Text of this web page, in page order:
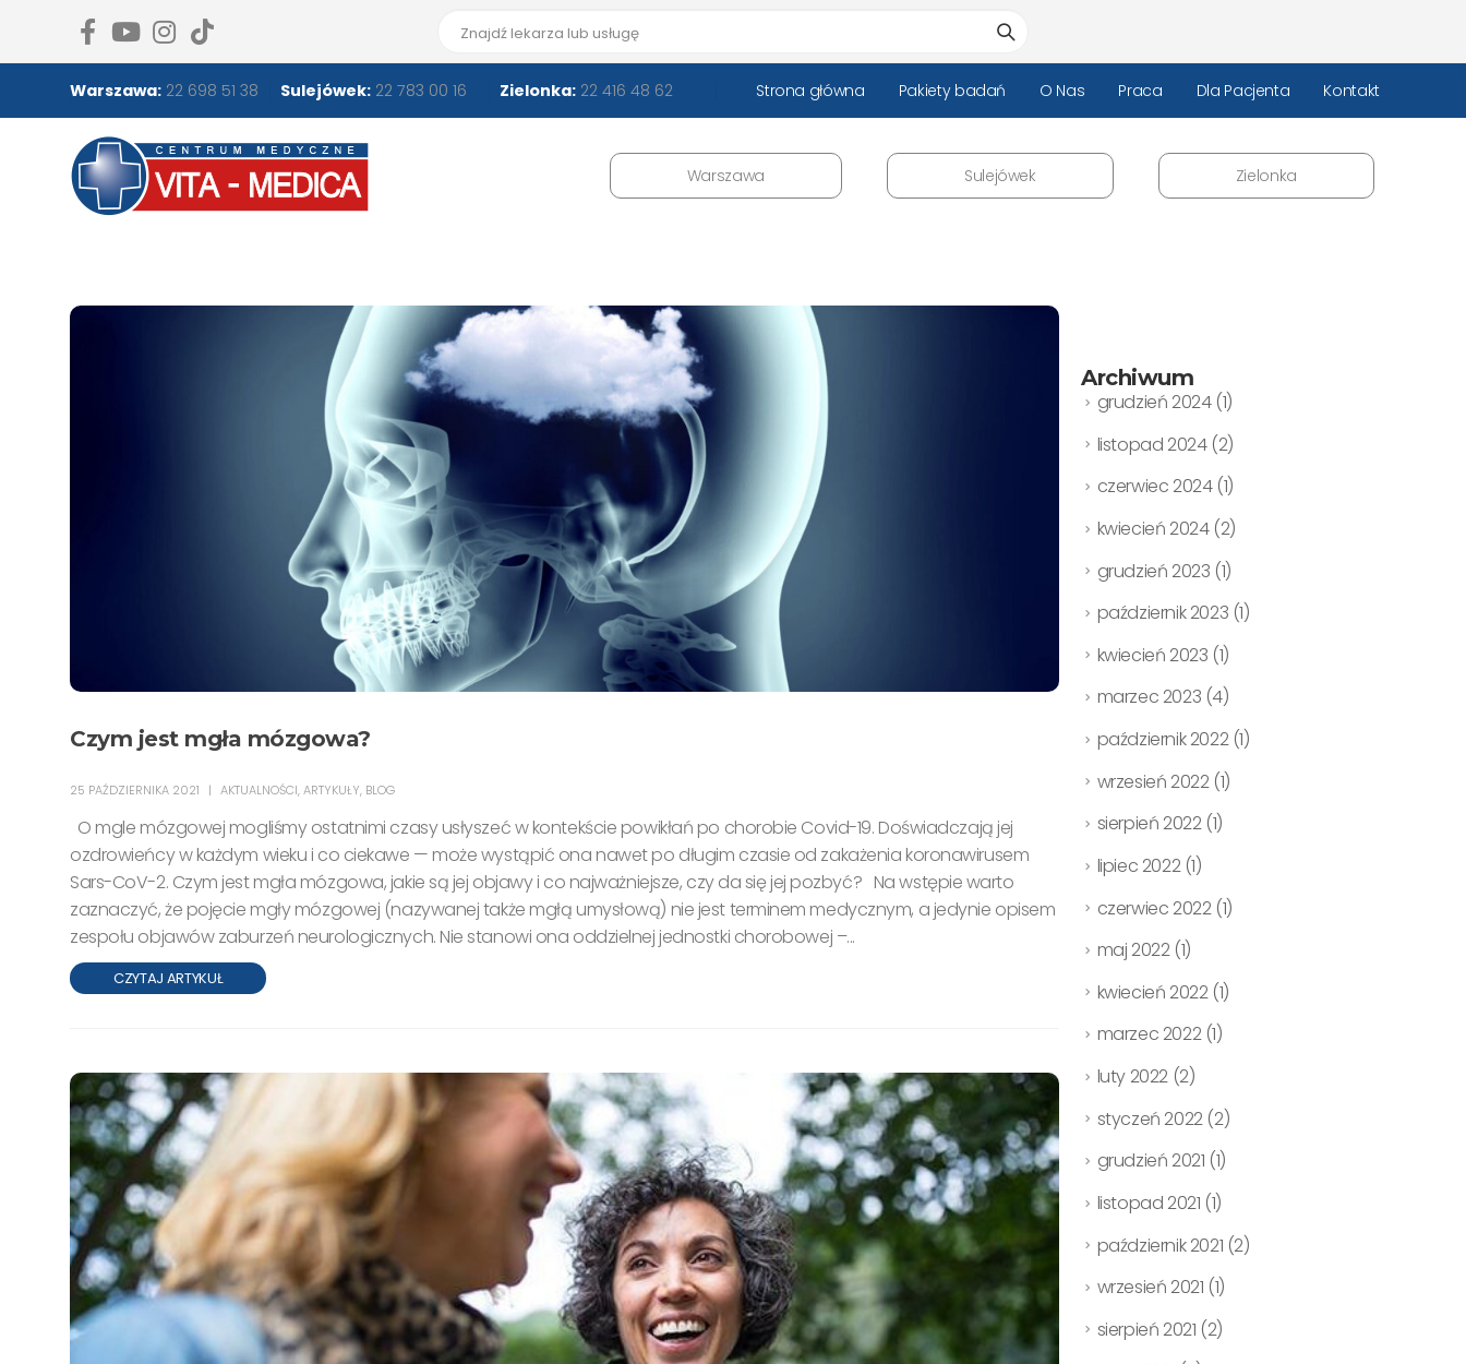
Warszawa: 22 698 51 38 Sulejówek: 22 783 00 16 Zielonka: 22 416 48 62 Strona główna Pakiety badań O Nas Praca Dla Pacjenta Kontakt
Warszawa Sulejówek Zielonka
Czym jest mgła mózgowa?
25 PAŹDZIERNIKA 2021 AKTUALNOŚCI,ARTYKUŁY, BLOG
O mgle mózgowej mogliśmy ostatnimi czasy usłyszeć w kontekście powikłań po chorobie Covid-19. Doświadczają jej
ozdrowieńcy w każdym wieku i co ciekawe — może wystąpić ona nawet po długim czasie od zakażenia koronawirusem
Sars-CoV-2. Czym jest mgła mózgowa, jakie są jej objawy i co najważniejsze, czy da się jej pozbyć? Na wstępie warto
zaznaczyć, że pojęcie mgły mózgowej (nazywanej także mgłą umysłową) nie jest terminem medycznym, a jedynie opisem
zespołu objawów zaburzeń neurologicznych. Nie stanowi ona oddzielnej jednostki chorobowej –...
CZYTAJ ARTYKUŁ
Archiwum
grudzień 2024(1)
listopad 2024(2)
czerwiec 2024(1)
kwiecień 2024(2)
grudzień 2023 (1)
październik 2023 (1)
kwiecień 2023 (1)
marzec 2023 (4)
październik 2022(1)
wrzesień 2022(1)
sierpień 2022(1)
lipiec 2022(1)
czerwiec 2022(1)
maj 2022(1)
kwiecień 2022(1)
marzec 2022(1)
luty 2022 (2)
styczeń 2022(2)
grudzień 2021 (1)
listopad 2021 (1)
październik 2021 (2)
wrzesień 2021 (1)
sierpień 2021 (2)